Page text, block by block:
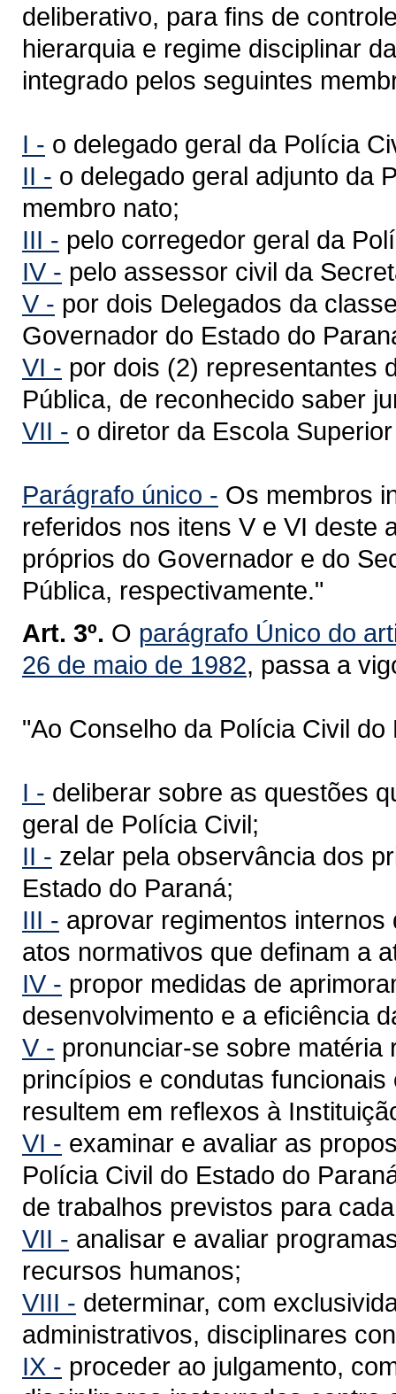
deliberativo, para fins de
hierarquia e regime disciplinar
integrado pelos seguintes
I - o delegado geral da Polícia
II - o delegado geral adjunto da
membro nato;
III - pelo corregedor geral da
IV - pelo assessor civil da
V - por dois Delegados da
Governador do Estado do
VI - por dois (2) representantes
Pública, de reconhecido saber
VII - o diretor da Escola
Parágrafo único - Os membros
referidos nos itens V e VI deste
próprios do Governador e do
Pública, respectivamente."
Art. 3º. O parágrafo Único do
26 de maio de 1982, passa a
"Ao Conselho da Polícia Civil
I - deliberar sobre as questões
geral de Polícia Civil;
II - zelar pela observância dos
Estado do Paraná;
III - aprovar regimentos
atos normativos que definam a
IV - propor medidas de
desenvolvimento e a eficiência
V - pronunciar-se sobre
princípios e condutas
resultem em reflexos à
VI - examinar e avaliar as
Polícia Civil do Estado do
de trabalhos previstos para
VII - analisar e avaliar
recursos humanos;
VIII - determinar, com
administrativos, disciplinares
IX - proceder ao julgamento,